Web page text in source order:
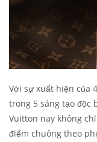
Với sự xuất hiện của
trong 5 sáng tạo độc
Vuitton nay không
điểm chuông theo